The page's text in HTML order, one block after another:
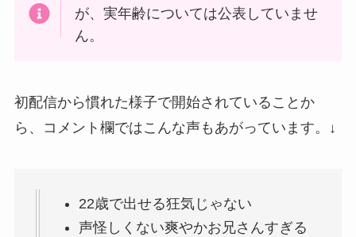
が、実年齢については公表していませ
ん。
初配信から慣れた様子で開始されていることか
ら、コメント欄ではこんな声もあがっています。↓
22歳で出せる狂気じゃない
声怪しくない爽やかお兄さんすぎる